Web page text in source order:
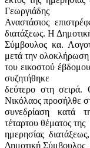
Γεωργιάδης
Αναστάσιος
διατάξεως. Η
Σύμβουλος κα.
μετά την ολοκλήρωση
του εικοστού
συζητήθηκε
δεύτερο στη σειρά.
Νικόλαος προσήλθε
συνεδρίαση κατά
τέταρτου θέματος της
ημερησίας
Δημοτική Σύμβουλος